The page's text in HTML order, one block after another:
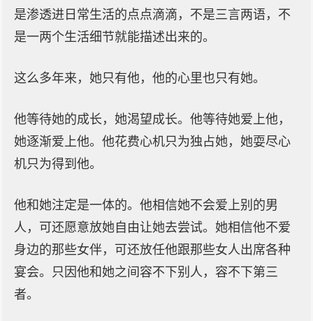
是渗透进日常生活的点点滴滴，不是三言两语，不
是一两个生活细节就能描述出来的。
这么多年来，她只有他，他的心里也只有她。
他等待她的成长，她渴望成长。他等待她爱上他，
她逐渐爱上他。他花费心机只为独占她，她耍尽心
机只为得到他。
他和她注定是一体的。他相信她不会爱上别的男
人，可还愿意放她自由让她去尝试。她相信他不爱
身边的那些女伴，可还放任他跟那些女人出席各种
宴会。只因他和她之间容不下别人，容不下第三
者。